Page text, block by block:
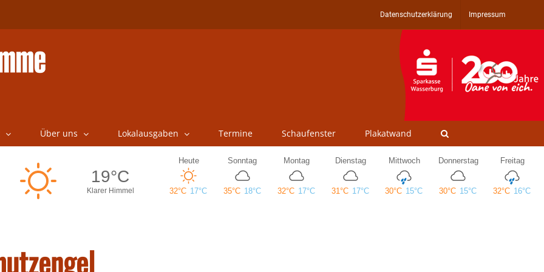
Datenschutzerklärung Impressum
Über uns Lokalausgaben Termine Schaufenster Plakatwand